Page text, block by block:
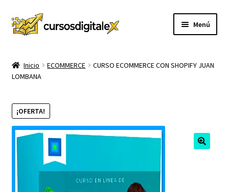
Ir
a
Ir
al
Menú
TIENDA
CURSOS
hijo
MEMBRESIA
MI CUENTA
CARRITO
Inicio ECOMMERCE
CURSO ECOMMERCE CON SHOPIFY JUAN
LOMBANA
¡OFERTA!